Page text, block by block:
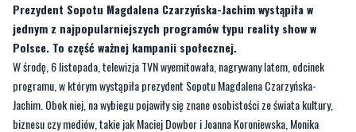
Prezydent Sopotu Magdalena Czarzyńska-Jachim wystąpiła w
jednym z najpopularniejszych programów typu reality show w
Polsce. To część ważnej kampanii społecznej.
W środę, 6 listopada, telewizja TVN wyemitowała, nagrywany latem, odcinek
programu, w którym wystąpiła prezydent Sopotu Magdalena Czarzyńska-
Jachim. Obok niej, na wybiegu pojawiły się znane osobistości ze świata kultury,
biznesu czy mediów, takie jak Maciej Dowbor i Joanna Koroniewska, Monika